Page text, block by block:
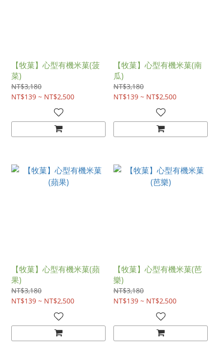
【牧菓】心型有機米菓(菠
菜)
NT$3,180
NT$139 ~ NT$2,500
【牧菓】心型有機米菓(南
瓜)
NT$3,180
NT$139 ~ NT$2,500
【牧菓】心型有機米菓(蘋
果)
NT$3,180
NT$139 ~ NT$2,500
【牧菓】心型有機米菓(芭
樂)
NT$3,180
NT$139 ~ NT$2,500